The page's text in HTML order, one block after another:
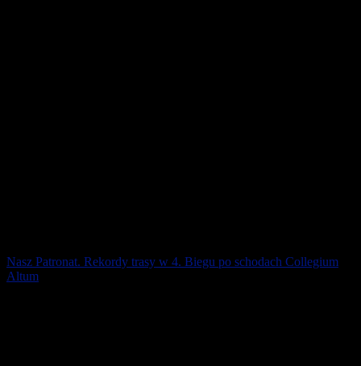
Nasz Patronat. Rekordy trasy w 4. Biegu po schodach Collegium
Altum